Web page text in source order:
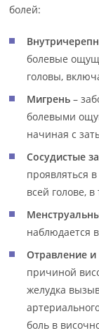
болей:
болевые
головы,
Мигрень –
болевыми
начиная с
Сосудистые
проявляться
всей голове,
наблюдается
Отравление и
причиной
желудка
боль в